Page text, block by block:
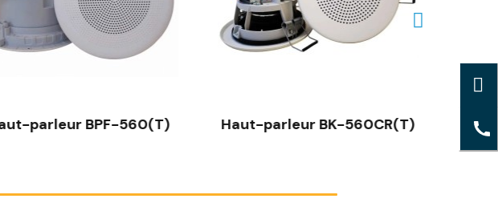
parleur BPF-560(T) Haut-parleur BK-560CR(T)